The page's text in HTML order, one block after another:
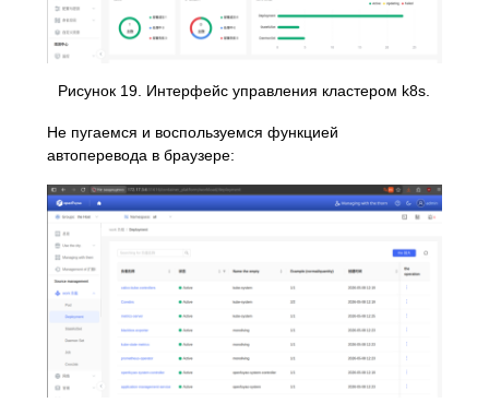
Рисунок 19. Интерфейс управления кластером k8s.
Не пугаемся и воспользуемся функцией
автоперевода в браузере: